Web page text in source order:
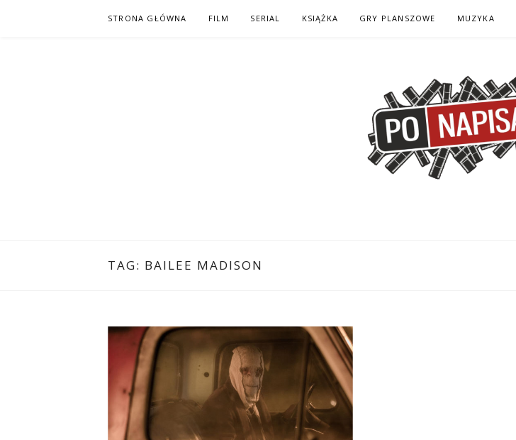
STRONA GŁÓWNA FILM SERIAL KSIĄŻKA GRY PLANSZOWE MUZYKA
TAG: BAILEE MADISON